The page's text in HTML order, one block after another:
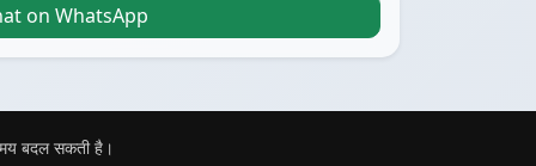
on WhatsApp
बदल सकती है।